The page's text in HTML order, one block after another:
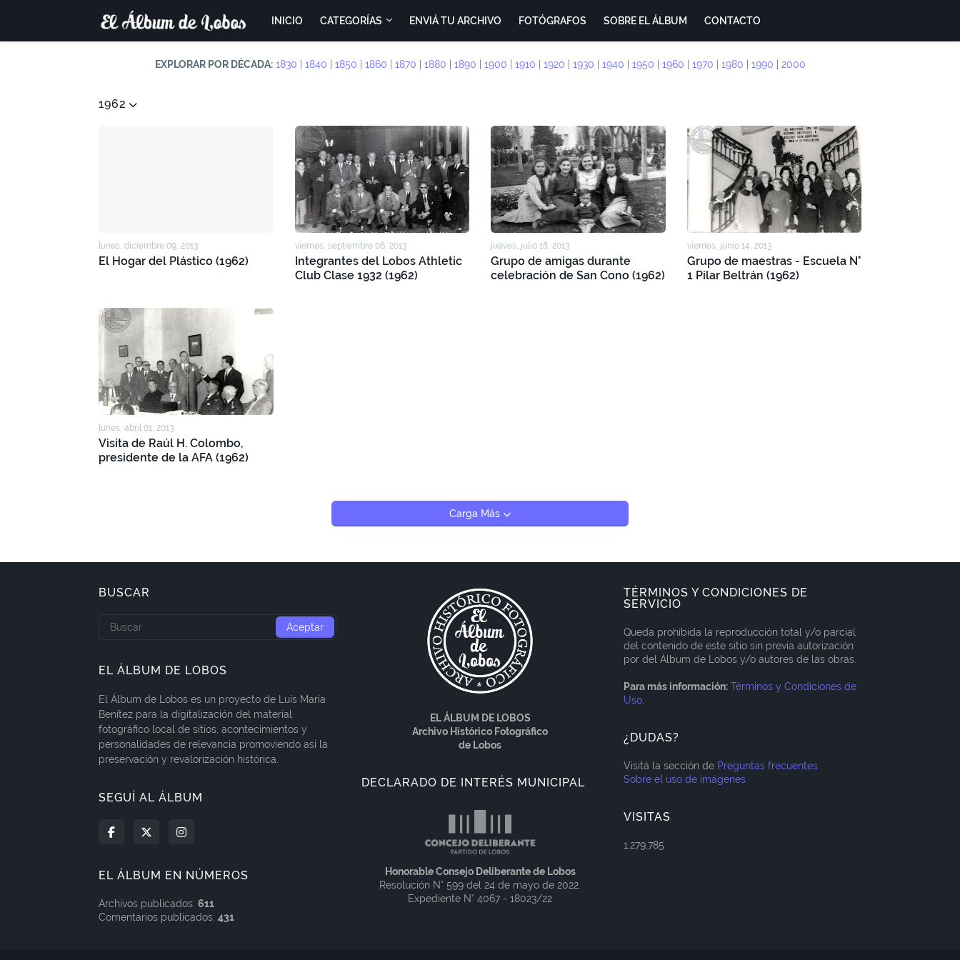
INICIO CATEGORÍAS ENVIÁ TU ARCHIVO FOTÓGRAFOS SOBRE EL ÁLBUM CONTACTO
EXPLORAR POR DÉCADA: 1830 1840 1850 1860 1870 1880 1890 1900 1910 1920 1930 1940 1950 1960 1970 1980 1990 2000
1962
lunes, diciembre 09, 2013
El Hogar del Plástico (1962)
viernes, septiembre 06, 2013
Integrantes del Lobos Athletic
Club Clase 1932 (1962)
jueves, julio 18, 2013
Grupo de amigas durante
celebración de San Cono (1962)
viernes, junio 14, 2013
Grupo de maestras - Escuela N°
1 Pilar Beltrán (1962)
lunes, abril 01, 2013
Visita de Raúl H. Colombo,
presidente de la AFA (1962)
Carga Más
BUSCAR
EL ÁLBUM DE LOBOS
El Álbum de Lobos es un proyecto de Luis María
Benítez para la digitalización del material
fotográfico local de sitios, acontecimientos y
personalidades de relevancia promoviendo así la
preservación y revalorización histórica.
SEGUÍ AL ÁLBUM
EL ÁLBUM EN NÚMEROS
Archivos publicados: 611
Comentarios publicados: 431
EL ÁLBUM DE LOBOS
Archivo Histórico Fotográfico
de Lobos
DECLARADO DE INTERÉS MUNICIPAL
Honorable Consejo Deliberante de Lobos
Resolución N° 599 del 24 de mayo de 2022.
Expediente N° 4067 - 18023/22
TÉRMINOS Y CONDICIONES DE
SERVICIO
Queda prohibida la reproducción total y/o parcial
del contenido de este sitio sin previa autorización
por del Álbum de Lobos y/o autores de las obras.
Para más información: Términos y Condiciones de
Uso
¿DUDAS?
Visitá la sección de Preguntas frecuentes
Sobre el uso de imágenes
VISITAS
1,279,785